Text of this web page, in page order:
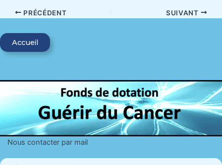
PRÉCÉDENT SUIVANT
Accueil
Nous contacter par mail